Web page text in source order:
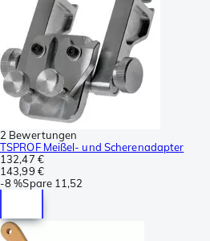
2 Bewertungen
TSPROF Meißel- und Scherenadapter
132,47 €
143,99 €
-8 %Spare 11,52